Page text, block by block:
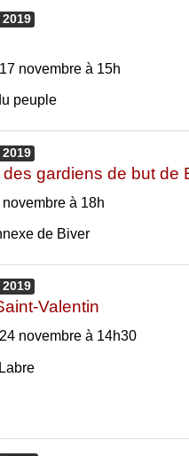
2019
novembre à 15h
peuple
2019
gardiens de but de
à 18h
de Biver
2019
Valentin
novembre à 14h30